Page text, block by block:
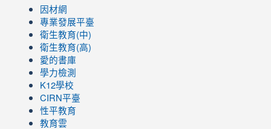
因材網
專業發展平臺
衛生教育(中)
衛生教育(高)
愛的書庫
學力檢測
K12學校
CIRN平臺
性平教育
教育雲